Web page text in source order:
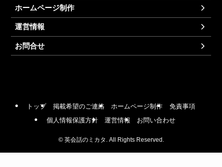
ホームページ制作
運営情報
お問合せ
トップ 掲載希望のご連絡 ホームページ制作
免責事項
個人情報保護方針
運営情報 お問い合わせ
©英会話のミカタ. All Rights Reserved.